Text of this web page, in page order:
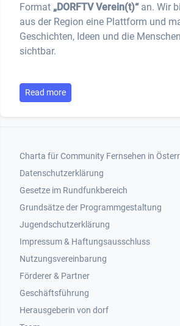
Format „DORFTV Verein(t)“an. Wir
aus der Region eine Plattform und
Geschichten, Ideen und die
sichtbar.
Read more
Footer 1
Charta für Community Fernsehen in
Datenschutzerklärung
Gesetze im Rundfunkbereich
Grundsätze der Programmgestaltung
Jugendschutzerklärung
Impressum & Haftungsausschluss
Nutzungsvereinbarung
Footer 2
Förderer & Partner
Geschäftsführung
Herausgeberin von dorf